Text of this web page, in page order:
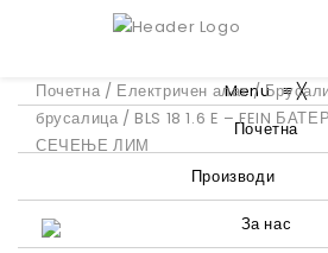
Menu≡╳
Почетна
Производи
За нас
Почетна / Електричен алат/
брусалица / BLS 18 1.6 E – FEIN
СЕЧЕЊЕ ЛИМ